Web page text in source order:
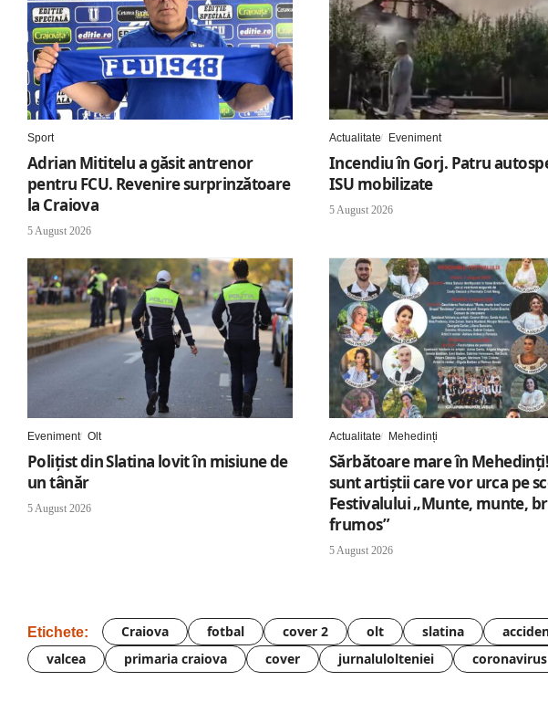
Sport
Adrian Mititelu a găsit antrenor
pentru FCU. Revenire surprinzătoare
la Craiova
5 August 2026
Actualitate Eveniment
Incendiu în Gorj. Patru
ISU mobilizate
5 August 2026
Eveniment Olt
Polițist din Slatina lovit în misiune de
un tânăr
5 August 2026
Actualitate Mehedinți
Sărbătoare mare în
sunt artiștii care vor urca pe
Festivalului „Munte, munte,
frumos”
5 August 2026
Etichete: Craiova fotbal cover 2 olt slatina
valcea
primaria craiova cover jurnalulolteniei coronavirus